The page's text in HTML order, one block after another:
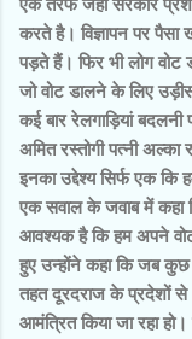
एक तरफ जहां सरकार
करते है। विज्ञापन पर पैसा
पड़ते हैं। फिर भी लोग
जो वोट डालने के लिए
कई बार रेलगाड़ियां
अमित रस्तोगी पत्नी
इनका उद्देश्य सिर्फ एक कि
एक सवाल के जवाब में
आवश्यक है कि हम अपने वोट
हुए उन्होंने कहा कि जब कुछ
तहत दूरदराज के प्रदेशों से
आमंत्रित किया जा रहा